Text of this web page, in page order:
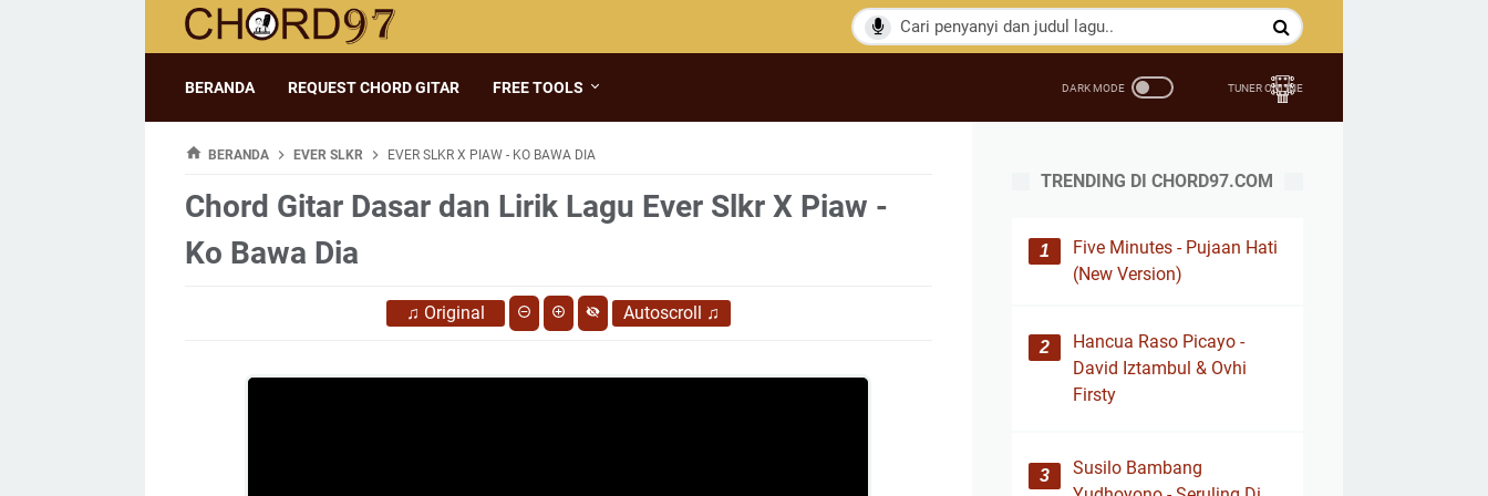
BERANDA REQUEST CHORD GITAR FREE TOOLS
BERANDA EVER SLKR EVER SLKR X PIAW - KO BAWA DIA
Chord Gitar Dasar dan Lirik Lagu Ever Slkr X Piaw -
Ko Bawa Dia
♫ Original Autoscroll ♫
TRENDING DI CHORD97.COM
Five Minutes - Pujaan Hati
(New Version)
Hancua Raso Picayo -
David Iztambul & Ovhi
Firsty
Susilo Bambang